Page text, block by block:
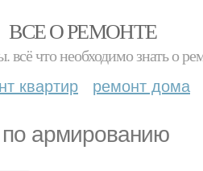
ВСЕ О РЕМОНТЕ
всё что необходимо знать о
квартир ремонт дома
армированию